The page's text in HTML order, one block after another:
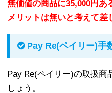
無価値の商品に35,000円あ
メリットは無いと考えて差
Pay Re(ペイリー)手
Pay Re(ペイリー)の取扱商
しょう。